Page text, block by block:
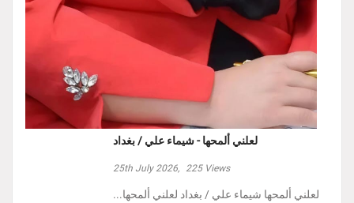
لعلني ألمحها - شيماء علي / بغداد
25th July 2026, 225Views
لعلني ألمحها شيماء علي / بغداد لعلني ألمحها...